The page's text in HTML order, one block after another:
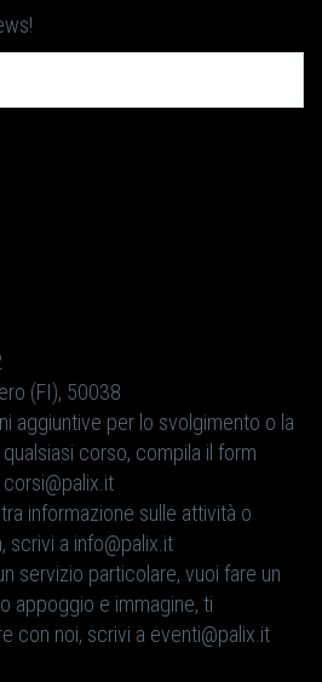
(FI), 50038
aggiuntive per lo svolgimento o la
corso, compila il form
informazione sulle attività o
scrivi a info@palix.it
servizio particolare, vuoi fare un
appoggio e immagine, ti
con noi, scrivi a eventi@palix.it